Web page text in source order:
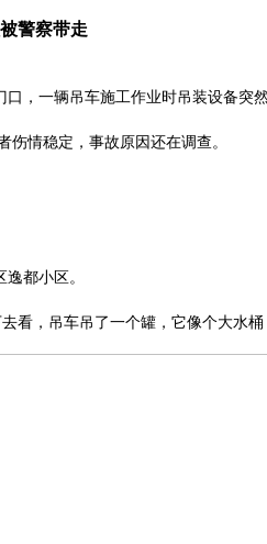
警察带走
，一辆吊车施工作业时吊装设备突
情稳定，事故原因还在调查。
都小区。
看，吊车吊了一个罐，它像个大水